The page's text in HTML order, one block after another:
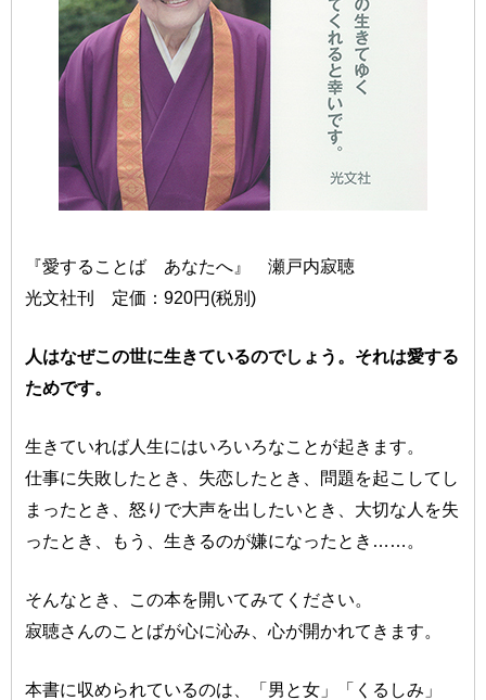
『愛することば あなたへ』 瀬戸内寂聴
光文社刊 定価：920円(税別)
人はなぜこの世に生きているのでしょう。それは愛する
ためです。
生きていれば人生にはいろいろなことが起きます。
仕事に失敗したとき、失恋したとき、問題を起こしてし
まったとき、怒りで大声を出したいとき、大切な人を失
ったとき、もう、生きるのが嫌になったとき……。
そんなとき、この本を開いてみてください。
寂聴さんのことばが心に沁み、心が開かれてきます。
本書に収められているのは、「男と女」「くるしみ」